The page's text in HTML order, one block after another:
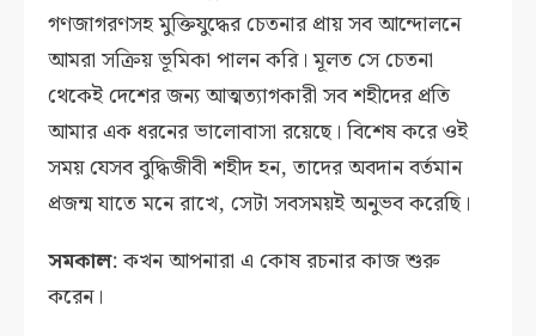
গণজাগরণসহ মুক্তিযুদ্ধের চেতনার প্রায় সব আন্দোলনে
আমরা সক্রিয় ভূমিকা পালন করি। মূলত সে চেতনা
থেকেই দেশের জন্য আত্মত্যাগকারী সব শহীদের প্রতি
আমার এক ধরনের ভালোবাসা রয়েছে। বিশেষ করে ওই
সময় যেসব বুদ্ধিজীবী শহীদ হন, তাদের অবদান বর্তমান
প্রজন্ম যাতে মনে রাখে, সেটা সবসময়ই অনুভব করেছি।
সমকাল: কখন আপনারা এ কোষ রচনার কাজ শুরু
করেন।